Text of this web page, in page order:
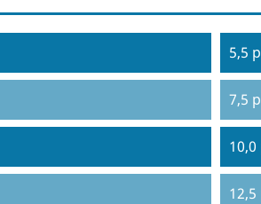
5,5
7,5
12,5